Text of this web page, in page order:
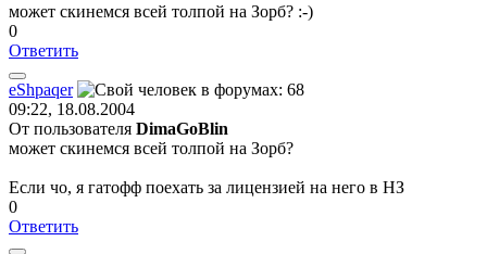
может скинемся всей толпой на Зорб? :-)
0
Ответить
eShpaqer
09:22, 18.08.2004
От пользователя DimaGoBlin
может скинемся всей толпой на Зорб?
Если чо, я гатофф поехать за лицензией на него в НЗ
0
Ответить